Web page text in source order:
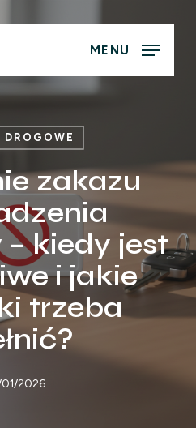
MENU
DROGOWE
zakazu
kiedy jest
i jakie
trzeba
2026